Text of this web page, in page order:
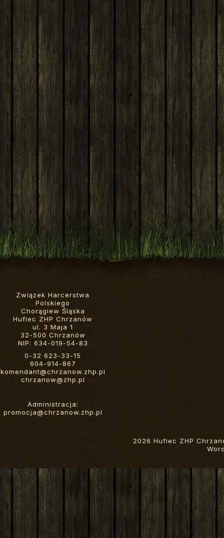
Związek Harcerstwa
Polskiego
Chorągiew Śląska
Hufiec ZHP Chrzanów
ul. 3 Maja 1
32-500 Chrzanów
NIP: 634-019-54-83
0-32 623-33-15
604-914-867
komendant@chrzanow.zhp.pl
chrzanow@zhp.pl
Administracja:
promocja@chrzanow.zhp.pl
2026 Hufiec ZHP
6 MB RAM